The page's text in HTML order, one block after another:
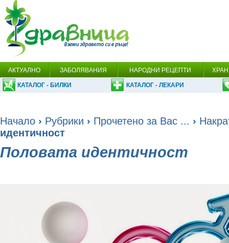
АКТУАЛНО ЗАБОЛЯВАНИЯ НАРОДНИ РЕЦЕПТИ
КАТАЛОГ - БИЛКИ КАТАЛОГ - ЛЕКАРИ
Начало › Рубрики › Прочетено за Вас ... ›
идентичност
Половата идентичност